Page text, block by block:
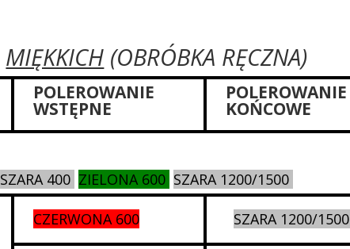
MIĘKKICH (OBRÓBKA RĘCZNA)
POLEROWANIE
WSTĘPNE
POLEROWANIE
KOŃCOWE
SZARA 400 ZIELONA 600 SZARA 1200/1500
CZERWONA 600 SZARA 1200/1500